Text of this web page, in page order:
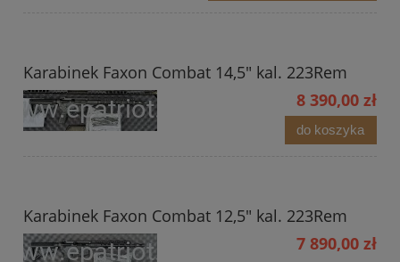
Karabinek Faxon Combat 14,5" kal. 223Rem
8 390,00 zł
do koszyka
Karabinek Faxon Combat 12,5" kal. 223Rem
7 890,00 zł